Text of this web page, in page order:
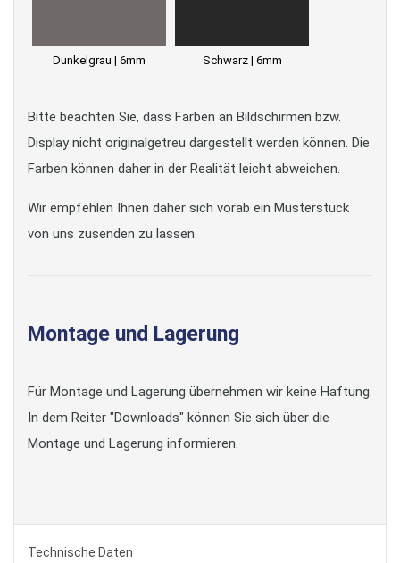
Dunkelgrau | 6mm Schwarz | 6mm
Bitte beachten Sie, dass Farben an Bildschirmen bzw.
Display nicht originalgetreu dargestellt werden können. Die
Farben können daher in der Realität leicht abweichen.
Wir empfehlen Ihnen daher sich vorab ein Musterstück
von uns zusenden zu lassen.
Montage und Lagerung
Für Montage und Lagerung übernehmen wir keine Haftung.
In dem Reiter "Downloads" können Sie sich über die
Montage und Lagerung informieren.
Technische Daten